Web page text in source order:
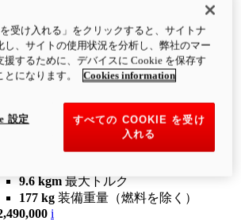
V2
120.4 hp最高出力
9.6 kgm最大トルク
180 kg装備重量（燃料を除く）
ンフィギュレーター 製品詳細
V2 SP
V2 SP
9.6 kgm 最大トルク
177 kg 装備重量（燃料を除く）
i
を受け入れる」をクリックすると、サイトナ
し、サイトの使用状況を分析し、弊社のマー
援するために、デバイスに Cookie を保存す
になります。
Cookies information
すべての COOKIE を受け
入れる
設定